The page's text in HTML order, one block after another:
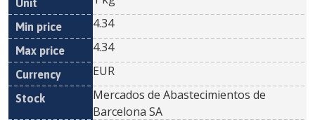
4.34
4.34
EUR
Mercados de Abastecimientos de
Barcelona SA